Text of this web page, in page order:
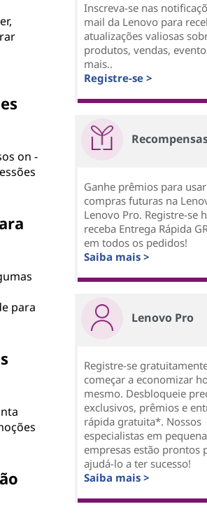
on -
para
Inscreva-se nas
mail da Lenovo para
atualizações valiosas
produtos, vendas,
mais..
Registre-se >
Ganhe prêmios para
compras futuras na
Lenovo Pro. Registre-se
receba Entrega Rápida
em todos os pedidos!
Saiba mais >
Lenovo Pro
Registre-se
começar a economizar
mesmo. Desbloqueie
exclusivos, prêmios e
rápida gratuita*. Nossos
especialistas em
empresas estão prontos
ajudá-lo a ter sucesso!
Saiba mais >